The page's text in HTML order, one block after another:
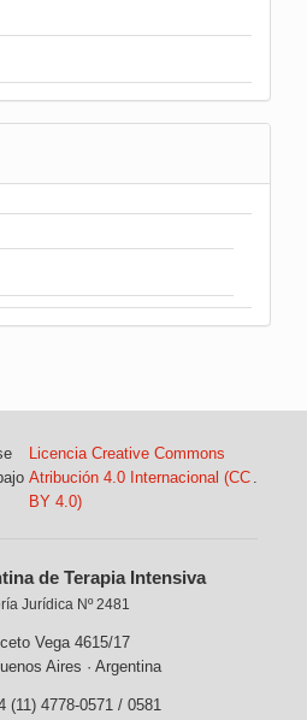
Licencia Creative Commons
Atribución 4.0 Internacional (CC
BY 4.0)
.
de Terapia Intensiva
Jurídica Nº 2481
Vega 4615/17
Aires · Argentina
(11) 4778-0571 / 0581